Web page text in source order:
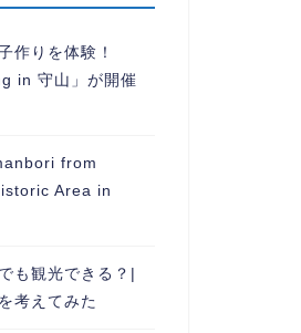
作りを体験！
in 守山」が開催
from
Area in
も観光できる？|
考えてみた